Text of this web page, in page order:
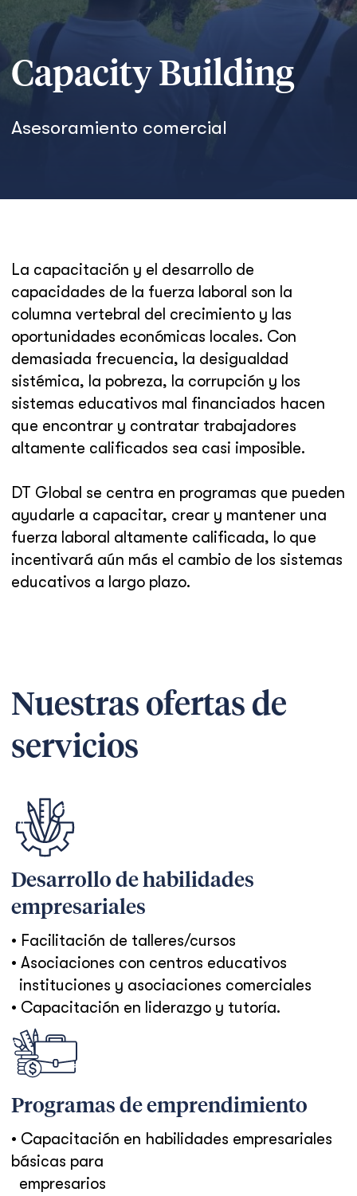
Capacity Building
Asesoramiento comercial
La capacitación y el desarrollo de
capacidades de la fuerza laboral son la
columna vertebral del crecimiento y las
oportunidades económicas locales. Con
demasiada frecuencia, la desigualdad
sistémica, la pobreza, la corrupción y los
sistemas educativos mal financiados hacen
que encontrar y contratar trabajadores
altamente calificados sea casi imposible.
DT Global se centra en programas que pueden
ayudarle a capacitar, crear y mantener una
fuerza laboral altamente calificada, lo que
incentivará aún más el cambio de los sistemas
educativos a largo plazo.
Nuestras ofertas de
servicios
Desarrollo de habilidades
empresariales
• Facilitación de talleres/cursos
• Asociaciones con centros educativos
instituciones y asociaciones comerciales
• Capacitación en liderazgo y tutoría.
Programas de emprendimiento
• Capacitación en habilidades empresariales
básicas para
empresarios